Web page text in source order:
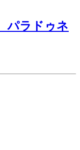
パラドゥネ